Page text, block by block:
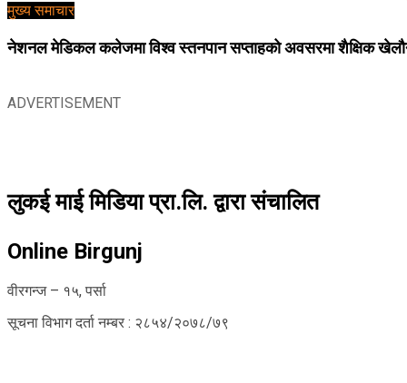
मुख्य समाचार
नेशनल मेडिकल कलेजमा विश्व स्तनपान सप्ताहको अवसरमा शैक्षिक
ADVERTISEMENT
लुकई माई मिडिया प्रा.लि. द्वारा संचालित
Online Birgunj
वीरगन्ज – १५, पर्सा
सूचना विभाग दर्ता नम्बर : २८५४/२०७८/७९